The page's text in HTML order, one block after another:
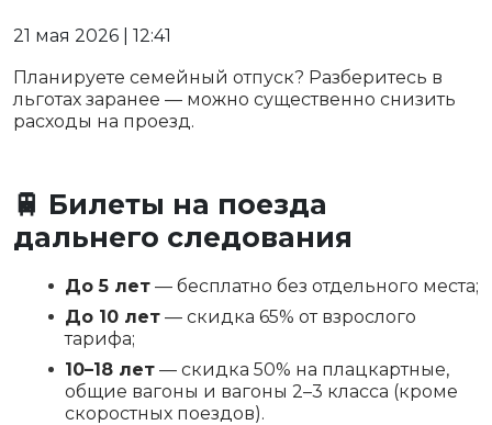
21 мая 2026 | 12:41
Планируете семейный отпуск? Разберитесь в
льготах заранее — можно существенно снизить
расходы на проезд.
🚆 Билеты на поезда
дальнего следования
До 5 лет — бесплатно без отдельного места;
До 10 лет — скидка 65% от взрослого
тарифа;
10–18 лет — скидка 50% на плацкартные,
общие вагоны и вагоны 2–3 класса (кроме
скоростных поездов).